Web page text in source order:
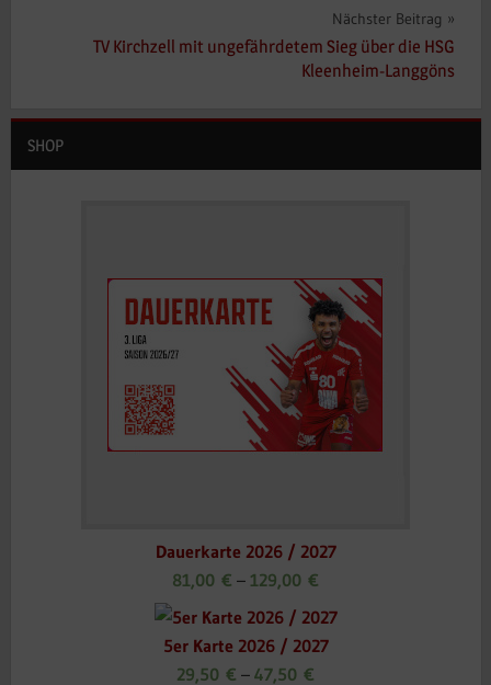
Nächster Beitrag
TV Kirchzell mit ungefährdetem Sieg über die HSG
Kleenheim-Langgöns
SHOP
Dauerkarte 2026 / 2027
81,00 € – 129,00 €
5er Karte 2026 / 2027
29,50 € – 47,50 €